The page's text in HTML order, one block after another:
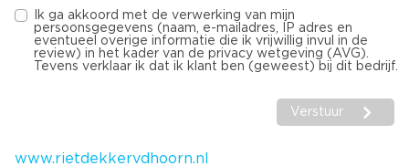
Ik ga akkoord met de verwerking van mijn
persoonsgegevens (naam, e-mailadres, IP adres en
eventueel overige informatie die ik vrijwillig invul in de
review) in het kader van de privacy wetgeving (AVG).
Tevens verklaar ik dat ik klant ben (geweest) bij dit bedrijf.
Verstuur
www.rietdekkervdhoorn.nl